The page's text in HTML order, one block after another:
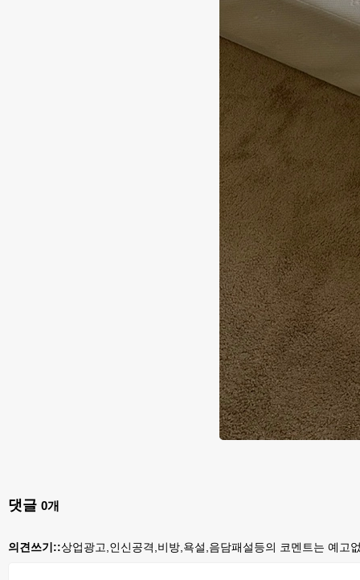
댓글 0개
의견쓰기::상업광고,인신공격,비방,욕설,음담패설등의 코멘트는 예고